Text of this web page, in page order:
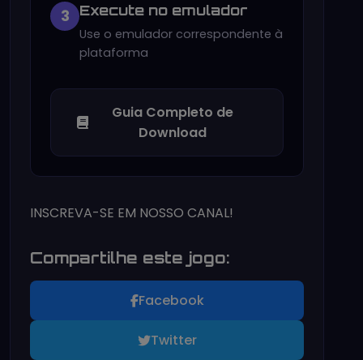
3 Execute no emulador
Use o emulador correspondente à
plataforma
Guia Completo de
Download
INSCREVA-SE EM NOSSO CANAL!
Compartilhe este jogo:
Facebook
Twitter